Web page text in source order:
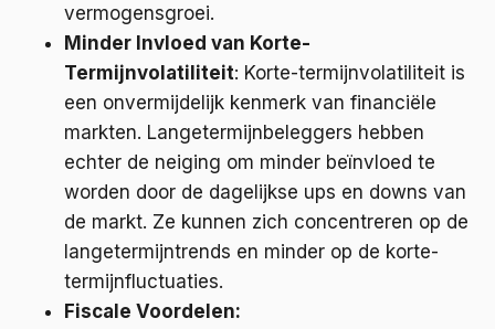
vermogensgroei.
Minder Invloed van Korte-
Termijnvolatiliteit: Korte-termijnvolatiliteit is
een onvermijdelijk kenmerk van financiële
markten. Langetermijnbeleggers hebben
echter de neiging om minder beïnvloed te
worden door de dagelijkse ups en downs van
de markt. Ze kunnen zich concentreren op de
langetermijntrends en minder op de korte-
termijnfluctuaties.
Fiscale Voordelen: